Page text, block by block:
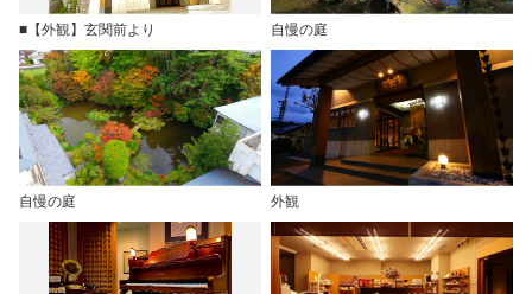
■【外観】玄関前より 自慢の庭
自慢の庭 外観